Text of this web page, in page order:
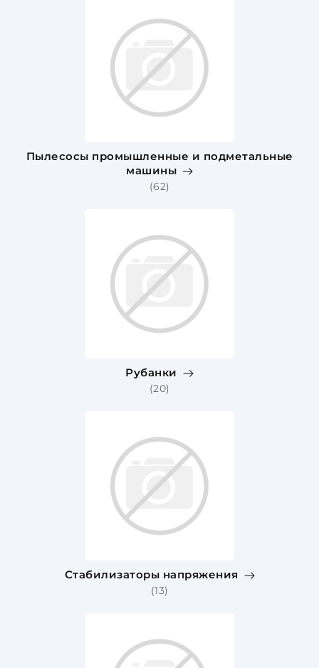
Пылесосы промышленные и подметальные
машины
(62)
Рубанки
(20)
Стабилизаторы напряжения
(13)